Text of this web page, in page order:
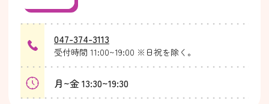
047-374-3113
受付時間 11:00~19:00 ※日祝を除く。
月~金 13:30~19:30